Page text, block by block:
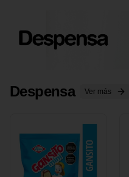
Despensa Ver más